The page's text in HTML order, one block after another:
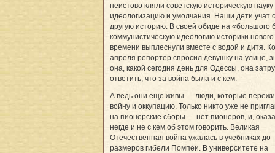
неистово кляли советскую историческую науку
идеологизацию и умолчания. Наши дети учат
другую историю. В своей обиде на «большого
коммунистическую идеологию историки нового
времени выплеснули вместе с водой и дитя.
апреля репортер спросил девушку на улице,
она, какой сегодня день для Одессы, она
ответить, что за война была и с кем.
А ведь они еще живы — люди, которые
войну и оккупацию. Только никто уже не
на пионерские сборы — нет пионеров, и,
негде и не с кем об этом говорить. Великая
Отечественная война ужалась в учебниках до
размеров гибели Помпеи. В университете на